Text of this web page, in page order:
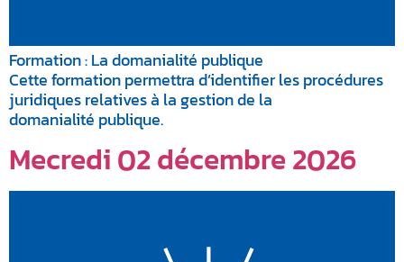
Formation : La domanialité publique
Cette formation permettra d’identifier les procédures
juridiques relatives à la gestion de la
domanialité publique.
Mecredi 02 décembre 2026